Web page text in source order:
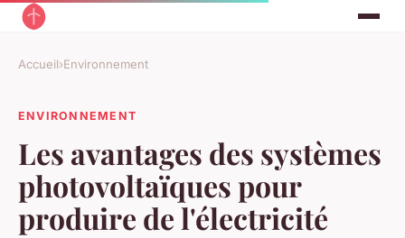
Accueil›Environnement
ENVIRONNEMENT
Les avantages des systèmes
photovoltaïques pour
produire de l'électricité